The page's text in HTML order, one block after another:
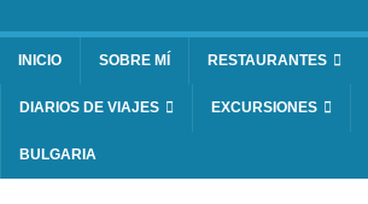
INICIO SOBRE MÍ RESTAURANTES
DIARIOS DE VIAJES EXCURSIONES
BULGARIA